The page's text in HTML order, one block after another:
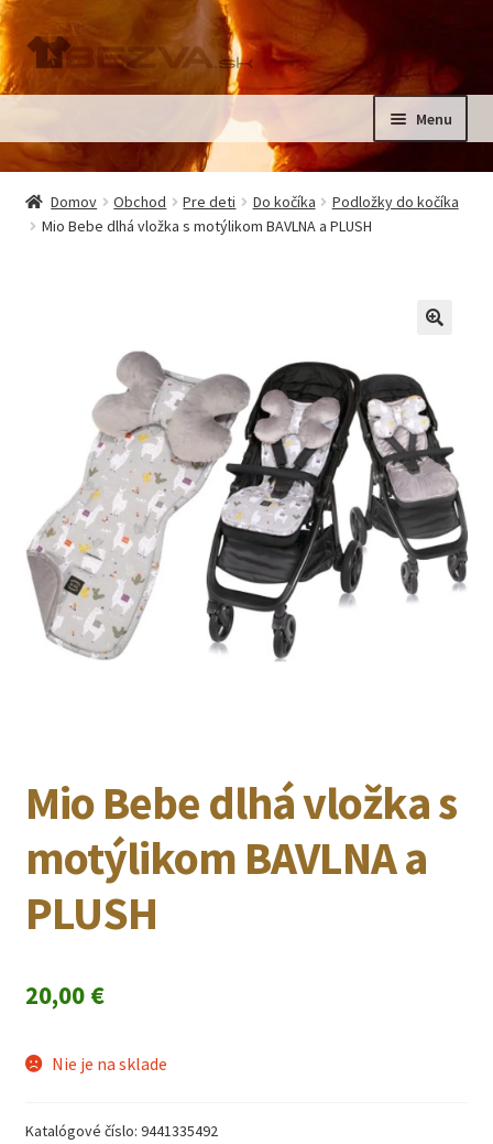
Preskočiť
na
navigáciu
Preskočiť
na
obsah
Menu
Domov
Pre deti
Domov Obchod Pre deti Do kočíka
Podložky do kočíka
Mio Bebe dlhá vložka s motýlikom BAVLNA a PLUSH
Mio Bebe dlhá vložka s
motýlikom BAVLNA a
PLUSH
20,00 €
Nie je na sklade
Katalógové číslo: 9441335492